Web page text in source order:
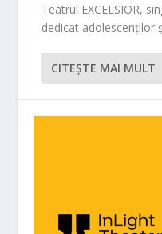
Teatrul EXCELSIOR,
dedicat adolescenților
CITEŞTE MAI MULT